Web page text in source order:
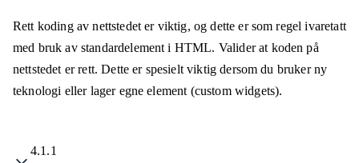
Rett koding av nettstedet er viktig, og dette er som regel ivaretatt
med bruk av standardelement i HTML. Valider at koden på
nettstedet er rett. Dette er spesielt viktig dersom du bruker ny
teknologi eller lager egne element (custom widgets).
4.1.1